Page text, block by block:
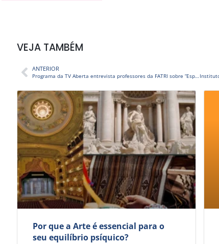
VEJA TAMBÉM
ANTERIOR
Programa da TV Aberta entrevista professores da FATRI sobre “Espiritualidade nos Negócios”
Por que a Arte é essencial para o
seu equilíbrio psíquico?